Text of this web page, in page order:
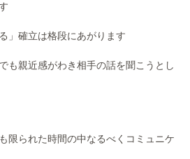
」確立は格段にあがります
も親近感がわき相手の話を聞こうとし
限られた時間の中なるべくコミュニケ